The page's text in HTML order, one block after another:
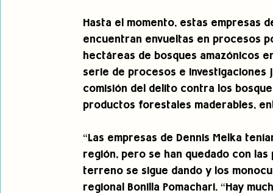
Hasta el momento, estas empresas
encuentran envueltas en procesos
hectáreas de bosques amazónicos
serie de procesos e
comisión del delito contra los
productos forestales maderables,
“Las empresas de Dennis Melka
región, pero se han quedado con
terreno se sigue dando y los
regional Bonilla Pomachari. “Hay